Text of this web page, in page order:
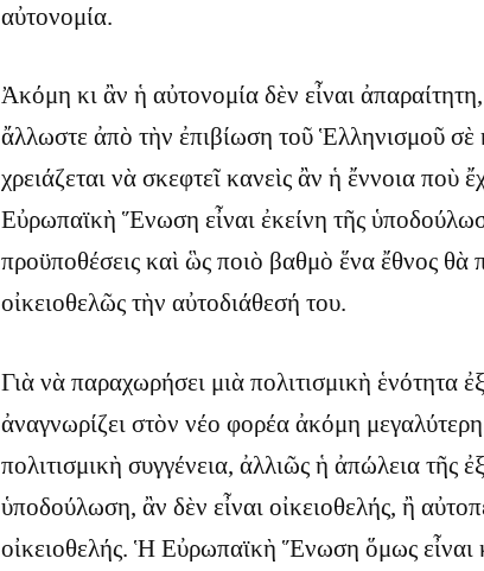
αὐτονομία.
Ἀκόμη κι ἂν ἡ αὐτονομία δὲν εἶναι
ἄλλωστε ἀπὸ τὴν ἐπιβίωση τοῦ Ἑλληνισμοῦ σὲ
χρειάζεται νὰ σκεφτεῖ κανεὶς ἂν ἡ ἔννοια ποὺ
Εὐρωπαϊκὴ Ἕνωση εἶναι ἐκείνη τῆς
προϋποθέσεις καὶ ὣς ποιὸ βαθμὸ ἕνα ἔθνος θὰ
οἰκειοθελῶς τὴν αὐτοδιάθεσή του.
Γιὰ νὰ παραχωρήσει μιὰ πολιτισμικὴ ἑνότητα
ἀναγνωρίζει στὸν νέο φορέα ἀκόμη
πολιτισμικὴ συγγένεια, ἀλλιῶς ἡ ἀπώλεια τῆς
ὑποδούλωση, ἂν δὲν εἶναι οἰκειοθελής, ἢ
οἰκειοθελής. Ἡ Εὐρωπαϊκὴ Ἕνωση ὅμως εἶναι